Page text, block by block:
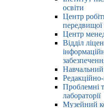
освіти
Центр
передвищої
Центр
Відділ
Навчальний
Проблемні
лабораторії
Музейний